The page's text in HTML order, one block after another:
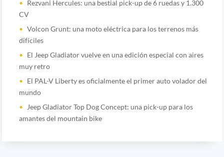
Rezvani Hercules: una bestial pick-up de 6 ruedas y 1.300
CV
Volcon Grunt: una moto eléctrica para los terrenos más
difíciles
El Jeep Gladiator vuelve en una edición especial con aires
muy retro
El PAL-V Liberty es oficialmente el primer auto volador del
mundo
Jeep Gladiator Top Dog Concept: una pick-up para los
amantes del mountain bike